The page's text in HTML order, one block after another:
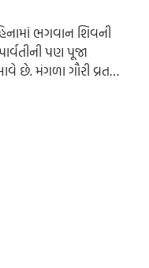
ભગવાન શિવની
પણ પૂજા
છે. મંગળા ગૌરી વ્રત